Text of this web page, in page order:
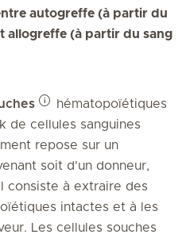
autogreffe (à partir du
allogreffe (à partir du sang
hématopoïétiques
de cellules sanguines
repose sur un
soit d'un donneur,
consiste à extraire des
intactes et à les
Les cellules souches